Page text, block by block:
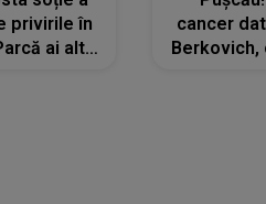
privirile în
ai altă
cancer
Berkovich,